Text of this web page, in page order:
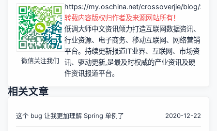
微信关注我们
https://my.oschina.net/crossoverjie/blog/
转载内容版权归作者及来源网站所有！
低调大师中文资讯倾力打造互联网数据资讯、
行业资源、电子商务、移动互联网、网络营销
平台。持续更新报道IT业界、互联网、市场资
讯、驱动更新,是最及时权威的产业资讯及硬
件资讯报道平台。
相关文章
这个 bug 让我更加理解 Spring 单例了 2020-12-22